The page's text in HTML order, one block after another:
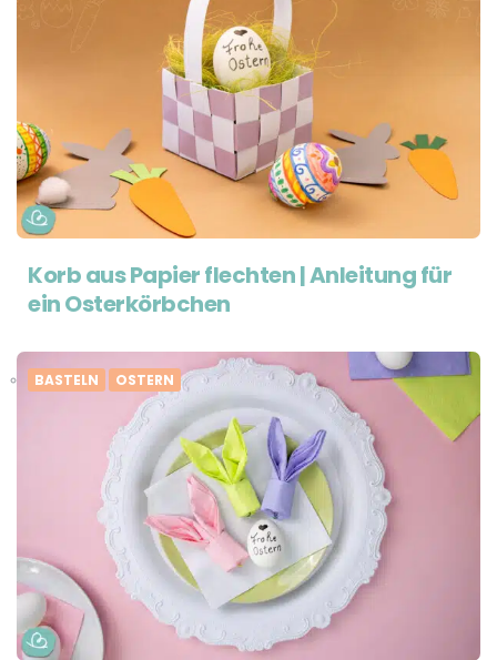
Korb aus Papier flechten | Anleitung für
ein Osterkörbchen
BASTELN OSTERN